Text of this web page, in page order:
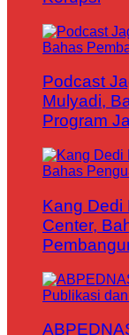
Podcast
Mulyadi,
Program
Kang Dedi
Center,